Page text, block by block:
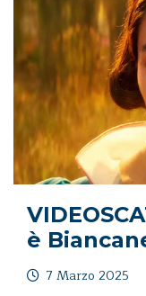
è
7 Marzo 2025